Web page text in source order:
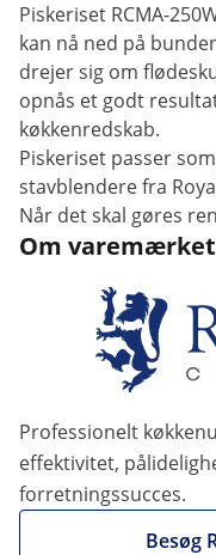
Piskeriset RCMA-
kan nå ned på
drejer sig om
opnås et godt
køkkenredskab.
Piskeriset passer
stavblendere fra
Når det skal gøres
Om varemærket
Professionelt
effektivitet,
forretningssucces.
Besøg